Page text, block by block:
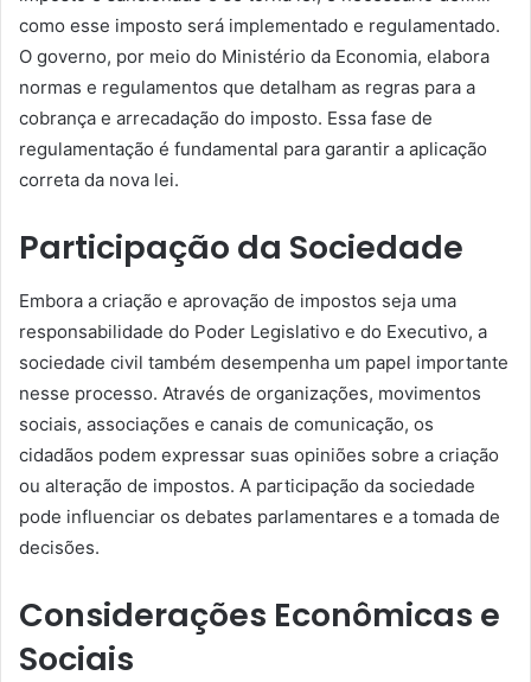
como esse imposto será implementado e regulamentado.
O governo, por meio do Ministério da Economia, elabora
normas e regulamentos que detalham as regras para a
cobrança e arrecadação do imposto. Essa fase de
regulamentação é fundamental para garantir a aplicação
correta da nova lei.
Participação da Sociedade
Embora a criação e aprovação de impostos seja uma
responsabilidade do Poder Legislativo e do Executivo, a
sociedade civil também desempenha um papel importante
nesse processo. Através de organizações, movimentos
sociais, associações e canais de comunicação, os
cidadãos podem expressar suas opiniões sobre a criação
ou alteração de impostos. A participação da sociedade
pode influenciar os debates parlamentares e a tomada de
decisões.
Considerações Econômicas e
Sociais